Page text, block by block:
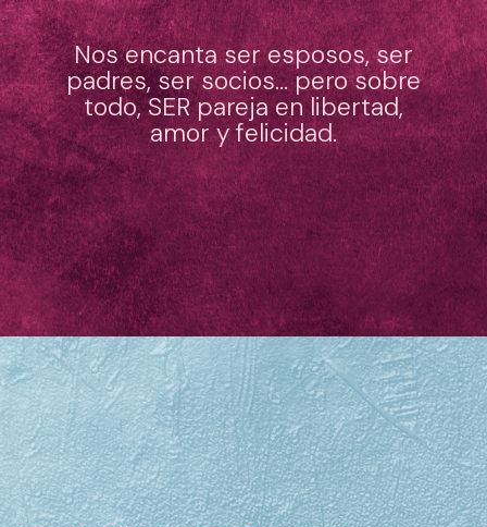
Nos encanta ser esposos, ser
padres, ser socios… pero sobre
todo, SER pareja en libertad,
amor y felicidad.